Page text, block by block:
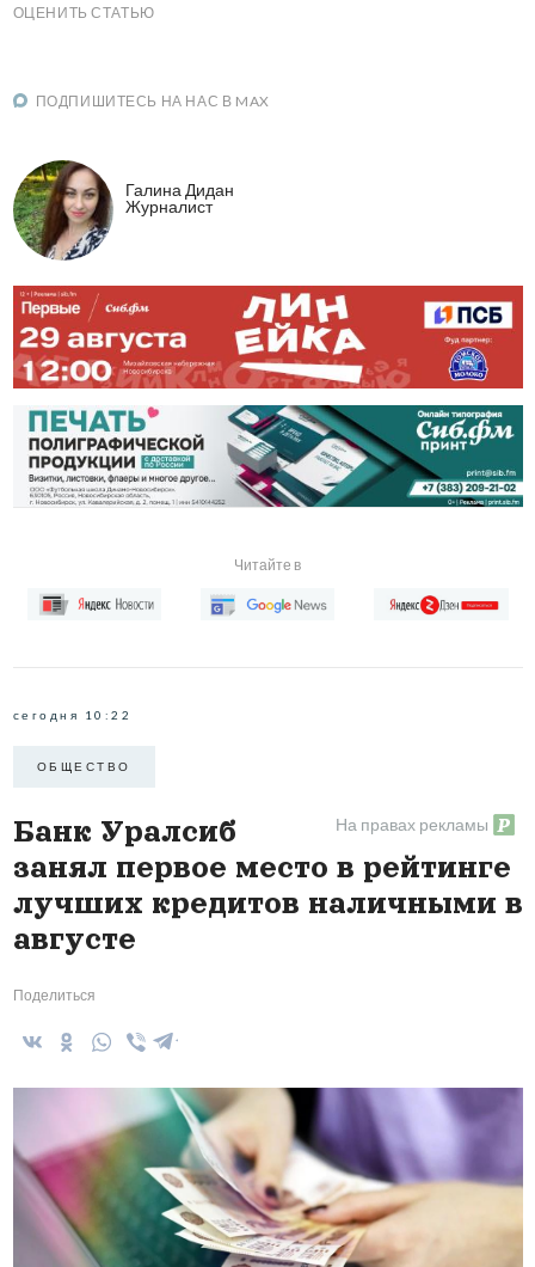
ОЦЕНИТЬ СТАТЬЮ
ПОДПИШИТЕСЬ НА НАС В MAX
Галина Дидан
Журналист
Читайте в
сегодня 10:22
ОБЩЕСТВО
На правах рекламы
Банк Уралсиб
занял первое место в рейтинге
лучших кредитов наличными в
августе
Поделиться